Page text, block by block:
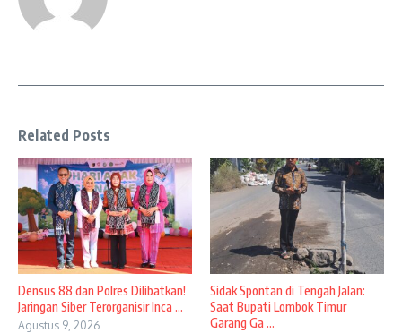
Related Posts
Densus 88 dan Polres Dilibatkan!
Jaringan Siber Terorganisir Inca ...
Agustus 9, 2026
Sidak Spontan di Tengah Jalan:
Saat Bupati Lombok Timur
Garang Ga ...